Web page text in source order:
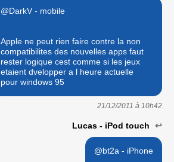
@DarkV - mobile
Apple ne peut rien faire contre la non
compatibilites des nouvelles apps faut
rester logique cest comme si les jeux
etaient dvelopper a l heure actuelle
pour windows 95
21/12/2011 à 10h42
Lucas - iPod touch ↩
@bt2a - iPhone